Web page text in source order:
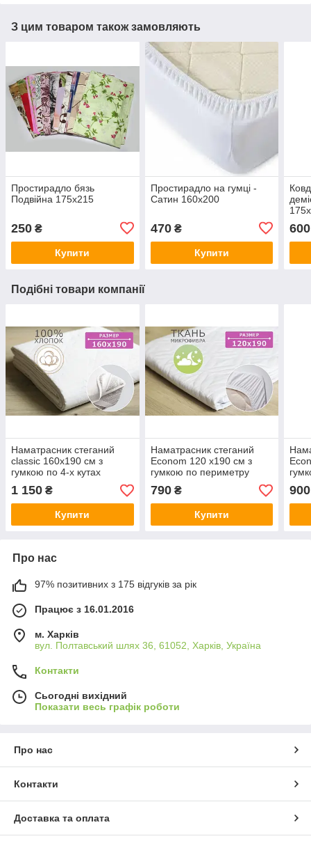
З цим товаром також замовляють
Простирадло бязь
Подвійна 175х215
250 ₴
Купити
Простирадло на гумці -
Сатин 160х200
470₴
Купити
600
Подібні товари компанії
Наматрасник стеганий
сlassic 160x190 см з
гумкою по 4-х кутах
1 150 ₴
Купити
Наматрасник стеганий
Econom 120 x190 см з
гумкою по периметру
790₴
Купити
900
Про нас
97% позитивних з 175 відгуків за рік
Працює з 16.01.2016
м. Харків
вул. Полтавський шлях 36, 61052, Харків, Україна
Контакти
Сьогодні вихідний
Показати весь графік роботи
Про нас
Контакти
Доставка та оплата